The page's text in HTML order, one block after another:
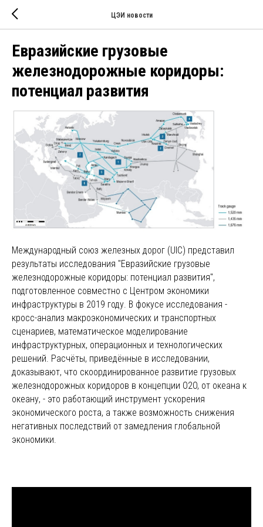
ЦЭИ новости
Евразийские грузовые
железнодорожные коридоры:
потенциал развития
Международный союз железных дорог (UIC) представил
результаты исследования "Евразийские грузовые
железнодорожные коридоры: потенциал развития",
подготовленное совместно с Центром экономики
инфраструктуры в 2019 году. В фокусе исследования -
кросс-анализ макроэкономических и транспортных
сценариев, математическое моделирование
инфраструктурных, операционных и технологических
решений. Расчёты, приведённые в исследовании,
доказывают, что скоординированное развитие грузовых
железнодорожных коридоров в концепции O2O, от океана к
океану, - это работающий инструмент ускорения
экономического роста, а также возможность снижения
негативных последствий от замедления глобальной
экономики.